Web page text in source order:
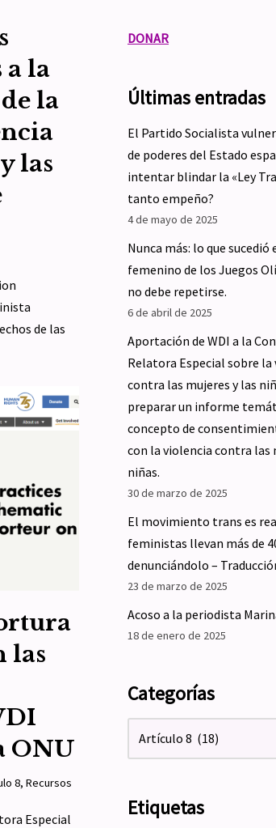
a la
la
las
de las
las
ONU
8, Recursos
Especial
DONAR
Últimas entradas
El Partido Socialista
de poderes del Estado
intentar blindar la «Ley
tanto empeño?
4 de mayo de 2025
Nunca más: lo que sucedió
femenino de los Juegos
no debe repetirse.
6 de abril de 2025
Aportación de WDI a la
Relatora Especial sobre la
contra las mujeres y las
preparar un informe
concepto de
con la violencia contra las
niñas.
30 de marzo de 2025
El movimiento trans es
feministas llevan más de
denunciándolo –
23 de marzo de 2025
Acoso a la periodista
18 de enero de 2025
Categorías
Etiquetas